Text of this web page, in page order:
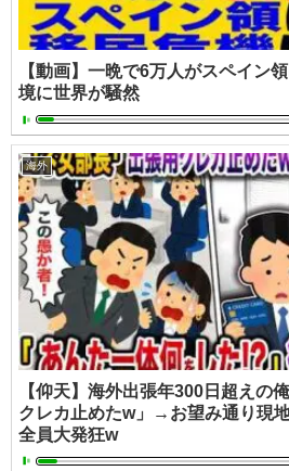
【動画】一晩で6万人がスペイン
境に世界が騒然
海外
【仰天】海外出張年300日超えの
クレカ止めたw」→お望み通り現
全員大発狂w